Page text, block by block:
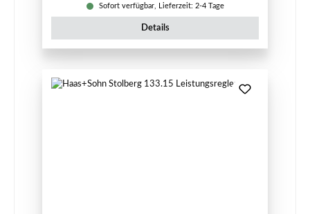
Sofort verfügbar, Lieferzeit: 2-4 Tage
Details